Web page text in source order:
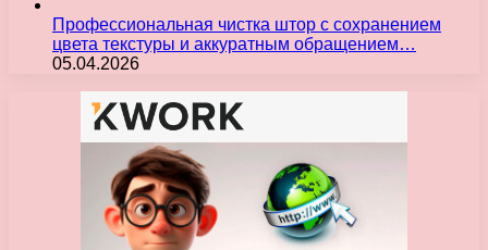
Профессиональная чистка штор с сохранением
цвета текстуры и аккуратным обращением…
05.04.2026